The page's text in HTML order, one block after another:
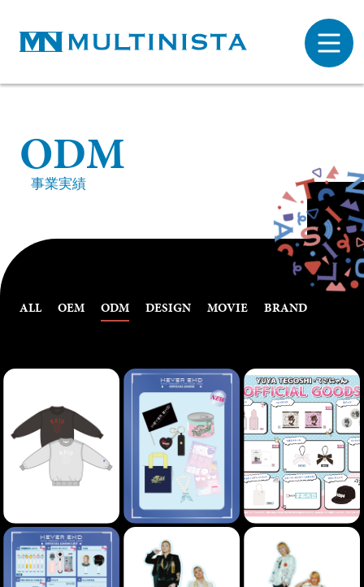
ODM
事業実績
ALL OEM ODM DESIGN MOVIE BRAND